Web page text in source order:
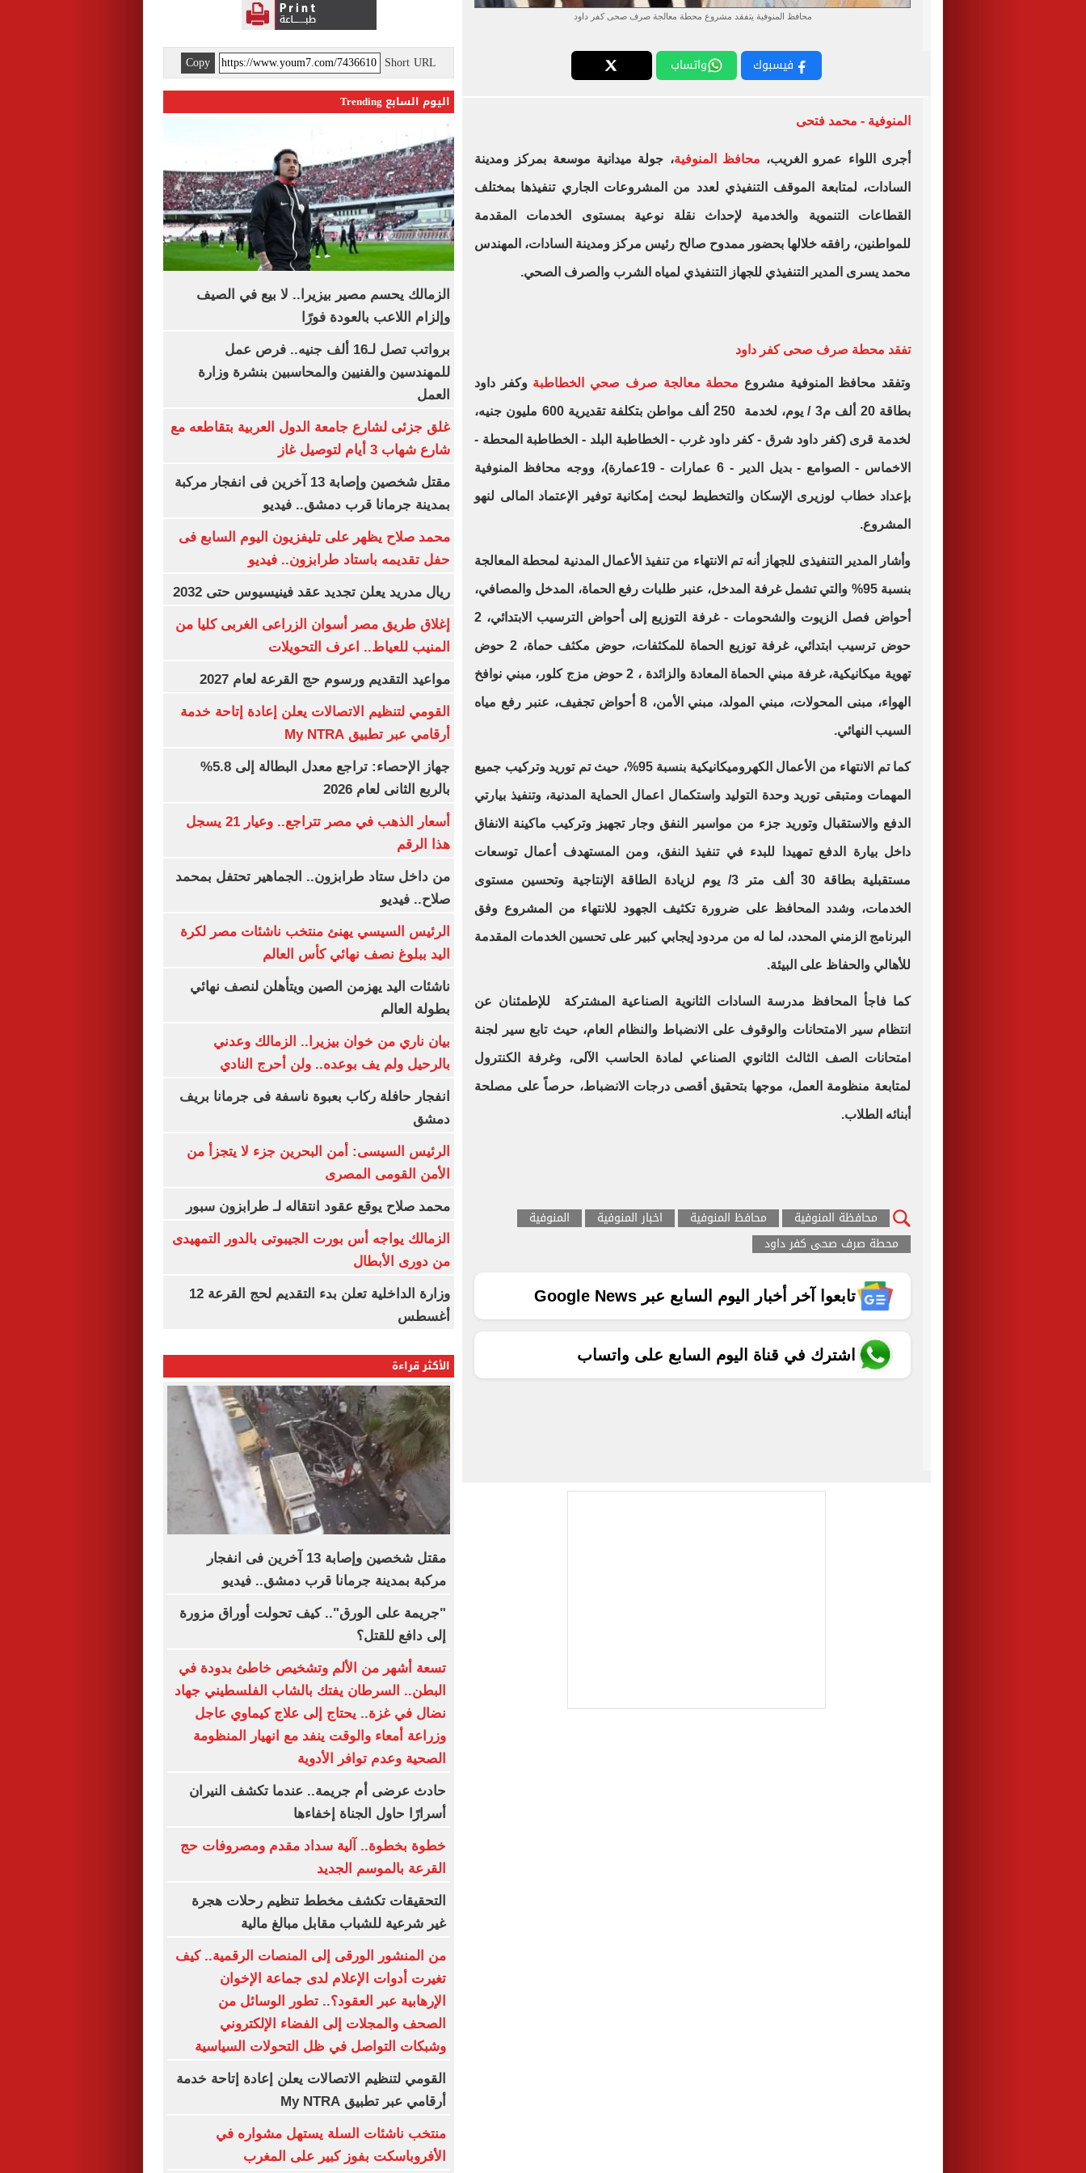
محافظ المنوفية يتفقد مشروع محطة معالجة صرف صحى كفر داود
فيسبوك واتساب
المنوفية - محمد فتحى
أجرى اللواء عمرو الغريب، محافظ المنوفية، جولة ميدانية موسعة بمركز ومدينة
السادات، لمتابعة الموقف التنفيذي لعدد من المشروعات الجاري تنفيذها بمختلف
القطاعات التنموية والخدمية لإحداث نقلة نوعية بمستوى الخدمات المقدمة
للمواطنين، رافقه خلالها بحضور ممدوح صالح رئيس مركز ومدينة السادات، المهندس
محمد يسرى المدير التنفيذي للجهاز التنفيذي لمياه الشرب والصرف الصحي.
تفقد محطة صرف صحى كفر داود
وتفقد محافظ المنوفية مشروع محطة معالجة صرف صحي الخطاطبة وكفر داود
بطاقة 20 ألف م3 / يوم، لخدمة 250 ألف مواطن بتكلفة تقديرية 600 مليون جنيه،
لخدمة قرى (كفر داود شرق - كفر داود غرب - الخطاطبة البلد - الخطاطبة المحطة -
الاخماس - الصوامع - بديل الدير - 6 عمارات - 19عمارة)، ووجه محافظ المنوفية
بإعداد خطاب لوزيرى الإسكان والتخطيط لبحث إمكانية توفير الإعتماد المالى لنهو
المشروع.
وأشار المدير التنفيذى للجهاز أنه تم الانتهاء من تنفيذ الأعمال المدنية لمحطة المعالجة
بنسبة 95% والتي تشمل غرفة المدخل، عنبر طلبات رفع الحماة، المدخل والمصافي،
أحواض فصل الزيوت والشحومات - غرفة التوزيع إلى أحواض الترسيب الابتدائي، 2
حوض ترسيب ابتدائي، غرفة توزيع الحماة للمكثفات، حوض مكثف حماة، 2 حوض
تهوية ميكانيكية، غرفة مبني الحماة المعادة والزائدة ، 2 حوض مزج كلور، مبني نوافخ
الهواء، مبنى المحولات، مبني المولد، مبني الأمن، 8 أحواض تجفيف، عنبر رفع مياه
السيب النهائي.
كما تم الانتهاء من الأعمال الكهروميكانيكية بنسبة 95%، حيث تم توريد وتركيب جميع
المهمات ومتبقى توريد وحدة التوليد واستكمال اعمال الحماية المدنية، وتنفيذ بيارتي
الدفع والاستقبال وتوريد جزء من مواسير النفق وجار تجهيز وتركيب ماكينة الانفاق
داخل بيارة الدفع تمهيدا للبدء في تنفيذ النفق، ومن المستهدف أعمال توسعات
مستقبلية بطاقة 30 ألف متر 3/ يوم لزيادة الطاقة الإنتاجية وتحسين مستوى
الخدمات، وشدد المحافظ على ضرورة تكثيف الجهود للانتهاء من المشروع وفق
البرنامج الزمني المحدد، لما له من مردود إيجابي كبير على تحسين الخدمات المقدمة
للأهالي والحفاظ على البيئة.
كما فاجأ المحافظ مدرسة السادات الثانوية الصناعية المشتركة للإطمئنان عن
انتظام سير الامتحانات والوقوف على الانضباط والنظام العام، حيث تابع سير لجنة
امتحانات الصف الثالث الثانوي الصناعي لمادة الحاسب الآلى، وغرفة الكنترول
لمتابعة منظومة العمل، موجها بتحقيق أقصى درجات الانضباط، حرصاً على مصلحة
أبنائه الطلاب.
محافظة المنوفية محافظ المنوفية اخبار المنوفية
المنوفية
محطة صرف صحى كفر داود
تابعوا آخر أخبار اليوم السابع عبر Google News
اشترك في قناة اليوم السابع على واتساب
Short URL
Copy
اليوم السابع Trending
الزمالك يحسم مصير بيزيرا.. لا بيع في الصيف
وإلزام اللاعب بالعودة فورًا
برواتب تصل لـ16 ألف جنيه.. فرص عمل
للمهندسين والفنيين والمحاسبين بنشرة وزارة
العمل
غلق جزئى لشارع جامعة الدول العربية بتقاطعه مع
شارع شهاب 3 أيام لتوصيل غاز
مقتل شخصين وإصابة 13 آخرين فى انفجار مركبة
بمدينة جرمانا قرب دمشق.. فيديو
محمد صلاح يظهر على تليفزيون اليوم السابع فى
حفل تقديمه باستاد طرابزون.. فيديو
ريال مدريد يعلن تجديد عقد فينيسيوس حتى 2032
إغلاق طريق مصر أسوان الزراعى الغربى كليا من
المنيب للعياط.. اعرف التحويلات
مواعيد التقديم ورسوم حج القرعة لعام 2027
القومي لتنظيم الاتصالات يعلن إعادة إتاحة خدمة
أرقامي عبر تطبيق My NTRA
جهاز الإحصاء: تراجع معدل البطالة إلى 5.8%
بالربع الثانى لعام 2026
أسعار الذهب في مصر تتراجع.. وعيار 21 يسجل
هذا الرقم
من داخل ستاد طرابزون.. الجماهير تحتفل بمحمد
صلاح.. فيديو
الرئيس السيسي يهنئ منتخب ناشئات مصر لكرة
اليد ببلوغ نصف نهائي كأس العالم
ناشئات اليد يهزمن الصين ويتأهلن لنصف نهائي
بطولة العالم
بيان ناري من خوان بيزيرا.. الزمالك وعدني
بالرحيل ولم يف بوعده.. ولن أحرج النادي
انفجار حافلة ركاب بعبوة ناسفة فى جرمانا بريف
دمشق
الرئيس السيسى: أمن البحرين جزء لا يتجزأ من
الأمن القومى المصرى
محمد صلاح يوقع عقود انتقاله لـ طرابزون سبور
الزمالك يواجه أس بورت الجيبوتى بالدور التمهيدى
من دورى الأبطال
وزارة الداخلية تعلن بدء التقديم لحج القرعة 12
أغسطس
الأكثر قراءة
مقتل شخصين وإصابة 13 آخرين فى انفجار
مركبة بمدينة جرمانا قرب دمشق.. فيديو
"جريمة على الورق".. كيف تحولت أوراق مزورة
إلى دافع للقتل؟
تسعة أشهر من الألم وتشخيص خاطئ بدودة في
البطن.. السرطان يفتك بالشاب الفلسطيني جهاد
نضال في غزة.. يحتاج إلى علاج كيماوي عاجل
وزراعة أمعاء والوقت ينفد مع انهيار المنظومة
الصحية وعدم توافر الأدوية
حادث عرضى أم جريمة.. عندما تكشف النيران
أسرارًا حاول الجناة إخفاءها
خطوة بخطوة.. آلية سداد مقدم ومصروفات حج
القرعة بالموسم الجديد
التحقيقات تكشف مخطط تنظيم رحلات هجرة
غير شرعية للشباب مقابل مبالغ مالية
من المنشور الورقى إلى المنصات الرقمية.. كيف
تغيرت أدوات الإعلام لدى جماعة الإخوان
الإرهابية عبر العقود؟.. تطور الوسائل من
الصحف والمجلات إلى الفضاء الإلكتروني
وشبكات التواصل في ظل التحولات السياسية
القومي لتنظيم الاتصالات يعلن إعادة إتاحة خدمة
أرقامي عبر تطبيق My NTRA
منتخب ناشئات السلة يستهل مشواره في
الأفروباسكت بفوز كبير على المغرب